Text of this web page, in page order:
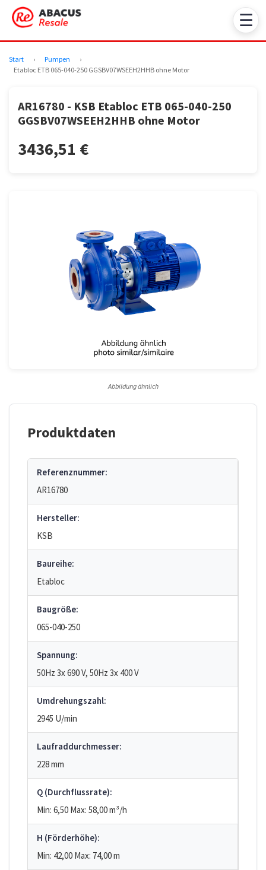
☰
Start › Pumpen
›
Etabloc ETB 065-040-250 GGSBV07WSEEH2HHB ohne Motor
AR16780 - KSB Etabloc ETB 065-040-250
GGSBV07WSEEH2HHB ohne Motor
3436,51 €
Abbildung ähnlich
Produktdaten
Referenznummer:
AR16780
Hersteller:
KSB
Baureihe:
Etabloc
Baugröße:
065-040-250
Spannung:
50Hz 3x 690 V, 50Hz 3x 400 V
Umdrehungszahl:
2945 U/min
Laufraddurchmesser:
228 mm
Q (Durchflussrate):
Min: 6,50 Max: 58,00m³/h
H (Förderhöhe):
Min: 42,00 Max: 74,00m